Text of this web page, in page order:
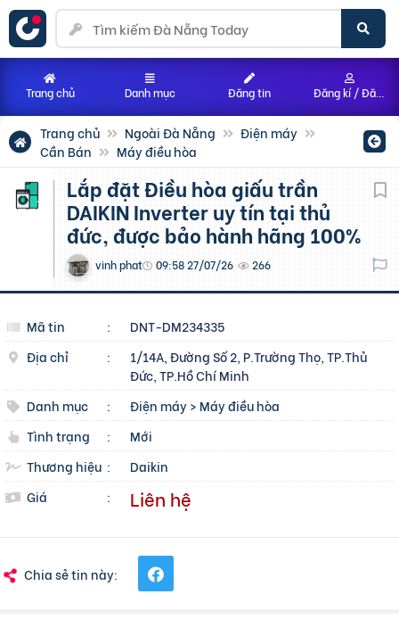
Trang chủ Ngoài Đà Nẵng
Điện máy
Cần Bán
Máy điều hòa
Lắp đặt Điều hòa giấu trần
DAIKIN Inverter uy tín tại thủ
đức, được bảo hành hãng 100%
vinh phat 09:58 27/07/26 266
Mã tin :
DNT-DM234335
Địa chỉ
:
1/14A, Đường Số 2, P.Trường Thọ, TP.Thủ
Đức, TP.Hồ Chí Minh
Danh mục
: Điện máy> Máy điều hòa
Tình trạng
:
Mới
Thương hiệu :
Daikin
Giá
: Liên hệ
Chia sẻ tin này:
Trang chủ Danh mục Đăng tin